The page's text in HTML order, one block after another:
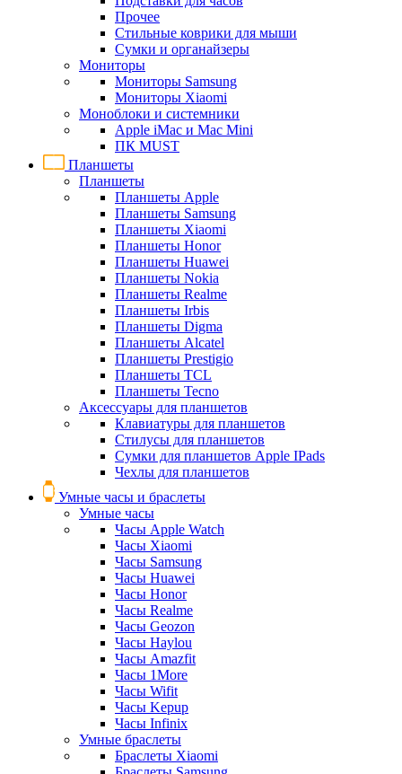
Прочее
Стильные коврики для мыши
Сумки и органайзеры
Мониторы
Мониторы Samsung
Мониторы Xiaomi
Моноблоки и системники
Apple iMac и Mac Mini
ПК MUST
Планшеты
Планшеты
Планшеты Apple
Планшеты Samsung
Планшеты Xiaomi
Планшеты Honor
Планшеты Huawei
Планшеты Nokia
Планшеты Realme
Планшеты Irbis
Планшеты Digma
Планшеты Alcatel
Планшеты Prestigio
Планшеты TCL
Планшеты Tecno
Аксессуары для планшетов
Клавиатуры для планшетов
Стилусы для планшетов
Сумки для планшетов Apple IPads
Чехлы для планшетов
Умные часы и браслеты
Умные часы
Часы Apple Watch
Часы Xiaomi
Часы Samsung
Часы Huawei
Часы Honor
Часы Realme
Часы Geozon
Часы Haylou
Часы Amazfit
Часы 1More
Часы Wifit
Часы Kepup
Часы Infinix
Умные браслеты
Браслеты Xiaomi